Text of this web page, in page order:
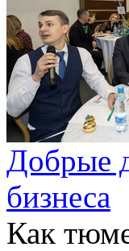
Добрые
бизнеса
Как